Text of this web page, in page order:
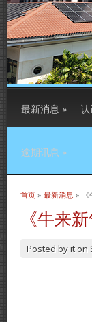
最新消息 » 认
逾期讯息 »
当前位置
首页 » 最新消息 » 《
《牛来
Posted byit on